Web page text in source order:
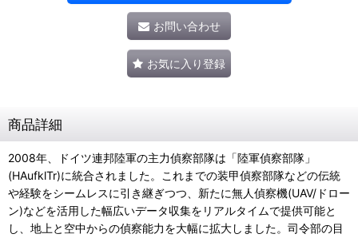
お問い合わせ
お気に入り登録
商品詳細
2008年、ドイツ連邦陸軍の主力偵察部隊は「陸軍偵察部隊」
(HAufklTr)に統合されました。これまでの装甲偵察部隊などの伝統
や経験をシームレスに引き継ぎつつ、新たに無人偵察機(UAV/ドロー
ン)などを活用した幅広いデータ収集をリアルタイムで提供可能と
し、地上と空中からの偵察能力を大幅に拡大しました。司令部の目